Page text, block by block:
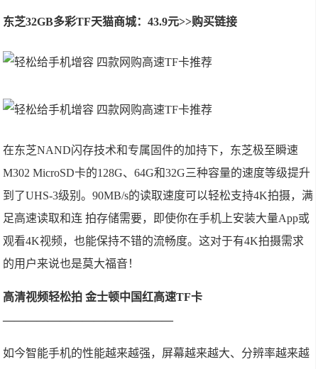
东芝32GB多彩TF天猫商城：43.9元>>购买链接
在东芝NAND闪存技术和专属固件的加持下，东芝极至瞬速
M302 MicroSD卡的128G、64G和32G三种容量的速度等级提升
到了UHS-3级别。90MB/s的读取速度可以轻松支持4K拍摄，满
足高速读取和连 拍存储需要，即使你在手机上安装大量App或
观看4K视频，也能保持不错的流畅度。这对于有4K拍摄需求
的用户来说也是莫大福音！
高清视频轻松拍 金士顿中国红高速TF卡
———————————————
如今智能手机的性能越来越强，屏幕越来越大、分辨率越来越